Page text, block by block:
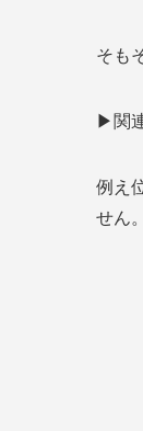
そも
▶関
例え
せん